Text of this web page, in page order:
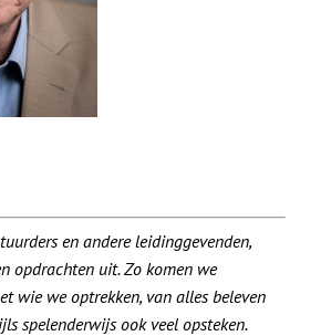
en andere leidinggevenden,
opdrachten uit. Zo komen we
wie we optrekken, van alles beleven
spelenderwijs ook veel opsteken.